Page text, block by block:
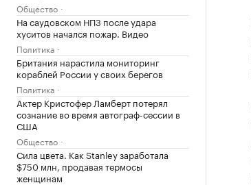
Общество
На саудовском НПЗ после удара
хуситов начался пожар. Видео
Политика
Британия нарастила мониторинг
кораблей России у своих берегов
Политика
Актер Кристофер Ламберт потерял
сознание во время автограф-сессии в
США
Общество
Сила цвета. Как Stanley заработала
$750 млн, продавая термосы
женщинам